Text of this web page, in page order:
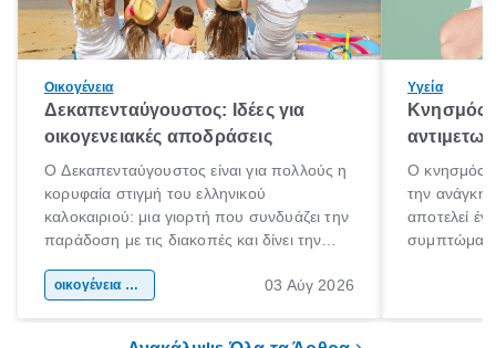
Οικογένεια
Δεκαπενταύγουστος: Ιδέες για
οικογενειακές αποδράσεις
Ο Δεκαπενταύγουστος είναι για πολλούς η
κορυφαία στιγμή του ελληνικού
καλοκαιριού: μια γιορτή που συνδυάζει την
παράδοση με τις διακοπές και δίνει την
χώρας. Είτε πρόκειται για λίγες μέρες
οικογένεια & παιδί 03 Αύγ 2026
Υγεία
Κνησμός:
Ο κνησμός
την ανάγκη
αποτελεί